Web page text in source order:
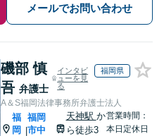
メールでお問い合わせ
磯部 慎
吾 弁護士
インタビ
ューを見
る
福岡県
A＆S福岡法律事務所弁護士法人
福
岡
|
福岡
市中
天神駅 か
ら徒歩3
営業時間：
本日定休日